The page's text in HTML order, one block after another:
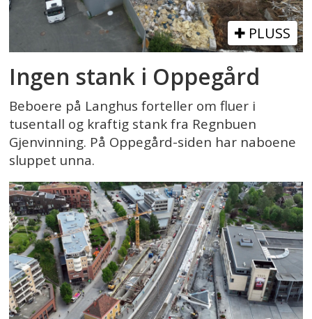
PLUSS
Ingen stank i Oppegård
Beboere på Langhus forteller om fluer i
tusentall og kraftig stank fra Regnbuen
Gjenvinning. På Oppegård-siden har naboene
sluppet unna.